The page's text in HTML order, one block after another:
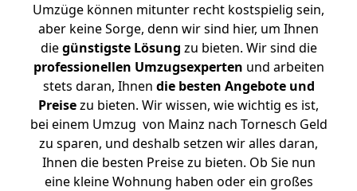
Umzüge können mitunter recht kostspielig sein,
aber keine Sorge, denn wir sind hier, um Ihnen
diegünstigste Lösung zu bieten. Wir sind die
professionellen Umzugsexperten und arbeiten
stets daran, Ihnen die besten Angebote und
Preisezu bieten. Wir wissen, wie wichtig es ist,
bei einem Umzug von Mainz nach Tornesch Geld
zu sparen, und deshalb setzen wir alles daran,
Ihnen die besten Preise zu bieten. Ob Sie nun
eine kleine Wohnung haben oder ein großes